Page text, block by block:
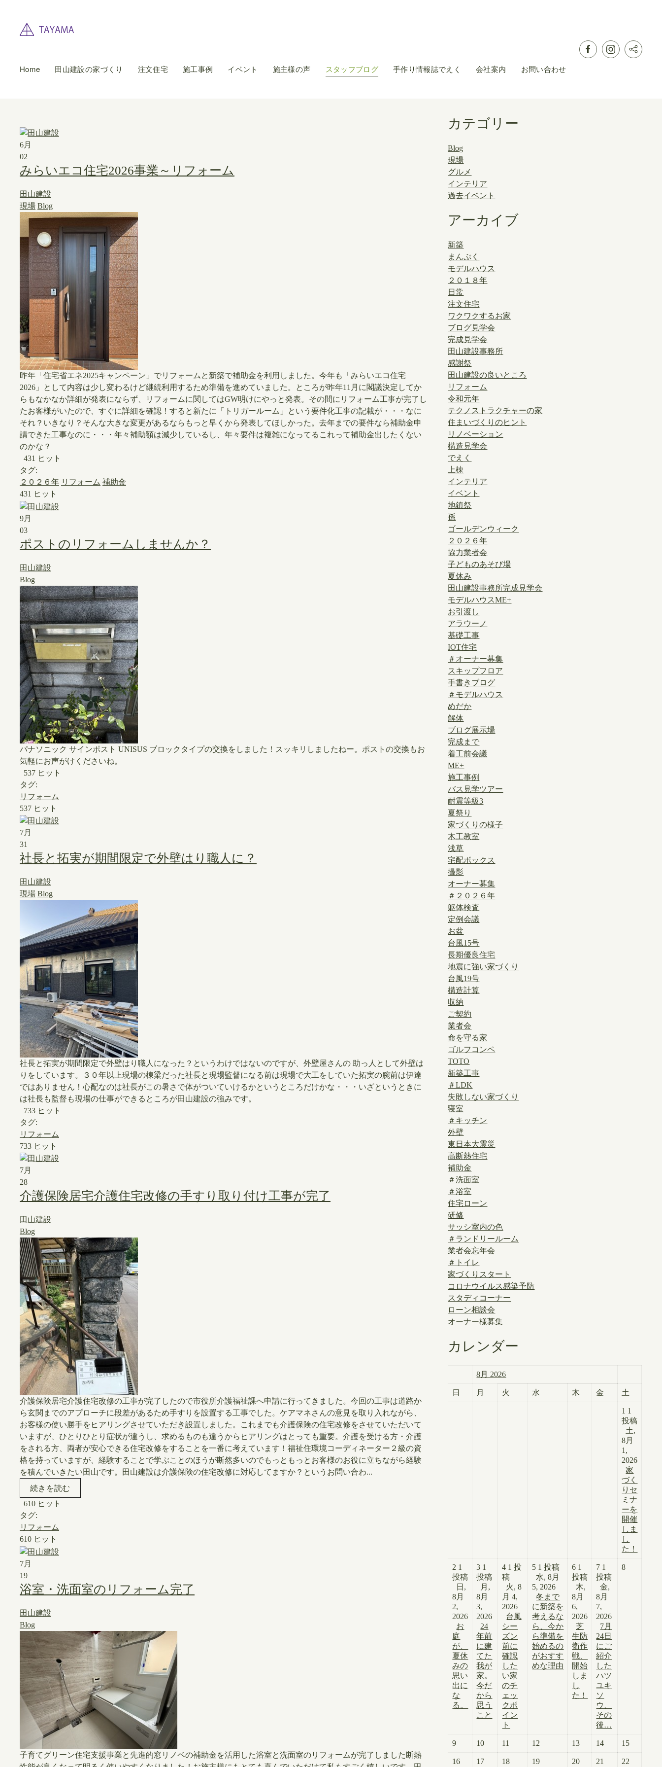
Home 田山建設の家づくり 注文住宅 施工事例 イベント 施主様の声 スタッフブログ 手作り情報誌でえく 会社案内 お問い合わせ
6月
02
みらいエコ住宅2026事業～リフォーム
田山建設
現場 Blog
昨年「住宅省エネ2025キャンペーン」でリフォームと新築で補助金を利用しました。今年も「みらいエコ住宅
2026」として内容は少し変わるけど継続利用するため準備を進めていました。ところが昨年11月に閣議決定してか
らもなかなか詳細が発表にならず、リフォームに関してはGW明けにやっと発表。その間にリフォーム工事が完了し
たお客様がいたので、すぐに詳細を確認！すると新たに「トリガールーム」という要件化工事の記載が・・・なに
それ？いきなり？そんな大きな変更があるならもっと早くから発表してほしかった。去年までの要件なら補助金申
請できた工事なのに・・・年々補助額は減少しているし、年々要件は複雑になってるこれって補助金出したくない
のかな？
431 ヒット
タグ:
２０２６年 リフォーム 補助金
431 ヒット
9月
03
ポストのリフォームしませんか？
田山建設
Blog
パナソニック サインポスト UNISUS ブロックタイプの交換をしました！スッキリしましたねー。ポストの交換もお
気軽にお声がけくださいね。
537 ヒット
タグ:
リフォーム
537 ヒット
7月
31
社長と拓実が期間限定で外壁はり職人に？
田山建設
現場 Blog
社長と拓実が期間限定で外壁はり職人になった？というわけではないのですが、外壁屋さんの 助っ人として外壁は
りをしています。３０年以上現場の棟梁だった社長と現場監督になる前は現場で大工をしていた拓実の腕前は伊達
ではありません！心配なのは社長がこの暑さで体がついていけるかというところだけかな・・・いざというときに
は社長も監督も現場の仕事ができるところが田山建設の強みです。
733 ヒット
タグ:
リフォーム
733 ヒット
7月
28
介護保険居宅介護住宅改修の手すり取り付け工事が完了
田山建設
Blog
介護保険居宅介護住宅改修の工事が完了したので市役所介護福祉課へ申請に行ってきました。今回の工事は道路か
ら玄関までのアプローチに段差があるため手すりを設置する工事でした。ケアマネさんの意見を取り入れながら、
お客様の使い勝手をヒアリングさせていただき設置しました。これまでも介護保険の住宅改修をさせていただいて
いますが、ひとりひとり症状が違うし、求めるものも違うからヒアリングはとっても重要。介護を受ける方・介護
をされる方、両者が安心できる住宅改修をすることを一番に考えています！福祉住環境コーディネーター２級の資
格を持っていますが、経験することで学ぶことのほうが断然多いのでもっともっとお客様のお役に立ちながら経験
を積んでいきたい田山です。田山建設は介護保険の住宅改修に対応してますか？というお問い合わ...
続きを読む
610 ヒット
タグ:
リフォーム
610 ヒット
7月
19
浴室・洗面室のリフォーム完了
田山建設
Blog
子育てグリーン住宅支援事業と先進的窓リノベの補助金を活用した浴室と洗面室のリフォームが完了しました断熱
カテゴリー
Blog
現場
グルメ
インテリア
過去イベント
アーカイブ
新築
まんぷく
モデルハウス
２０１８年
日常
注文住宅
ワクワクするお家
ブログ見学会
完成見学会
田山建設事務所
感謝祭
田山建設の良いところ
リフォーム
令和元年
テクノストラクチャーの家
住まいづくりのヒント
リノベーション
構造見学会
でえく
上棟
インテリア
イベント
地鎮祭
孫
ゴールデンウィーク
２０２６年
協力業者会
子どものあそび場
夏休み
田山建設事務所完成見学会
モデルハウスME+
お引渡し
アラウーノ
基礎工事
IOT住宅
＃オーナー募集
スキップフロア
手書きブログ
＃モデルハウス
めだか
解体
ブログ展示場
完成まで
着工前会議
ME+
施工事例
バス見学ツアー
耐震等級3
夏祭り
家づくりの様子
木工教室
浅草
宅配ボックス
撮影
オーナー募集
＃２０２６年
躯体検査
定例会議
お盆
台風15号
長期優良住宅
地震に強い家づくり
台風19号
構造計算
収納
ご契約
業者会
命を守る家
ゴルフコンペ
TOTO
新築工事
＃LDK
失敗しない家づくり
寝室
＃キッチン
外壁
東日本大震災
高断熱住宅
補助金
＃洗面室
＃浴室
住宅ローン
研修
サッシ室内の色
＃ランドリールーム
業者会忘年会
＃トイレ
家づくりスタート
コロナウイルス感染予防
スタディコーナー
ローン相談会
オーナー様募集
カレンダー
8月 2026
日 月 火 水 木 金 土
1 1
投稿
土,
8月
1,
2026
家
づく
りセ
ミナ
ーを
開催
しま
し
た！
2 1
投稿
日,
8月
2,
2026
お
庭
が、
夏休
みの
思い
出に
な
る。
3 1
投稿
月,
8月
3,
2026
24
年前
に建
てた
我が
家。
今だ
から
思う
こと
4 1 投
稿
火, 8
月 4,
2026
台風
シー
ズン
前に
確認
した
い家
のチ
ェッ
クポ
イン
ト
5 1 投稿
水, 8月
5, 2026
冬まで
に新築を
考えるな
ら、今か
ら準備を
始めるの
がおすす
めな理由
6 1
投稿
木,
8月
6,
2026
芝
生防
衛作
戦、
開始
しま
し
た！
7 1
投稿
金,
8月
7,
2026
7月
24日
にご
紹介
した
ハツ
ユキ
ソ
ウ、
その
後…
8
9 10 11 12 13 14 15
16 17 18 19 20 21 22